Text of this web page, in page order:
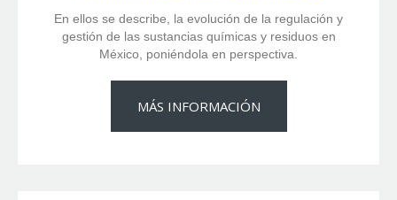
En ellos se describe, la evolución de la regulación y
gestión de las sustancias químicas y residuos en
México, poniéndola en perspectiva.
MÁS INFORMACIÓN